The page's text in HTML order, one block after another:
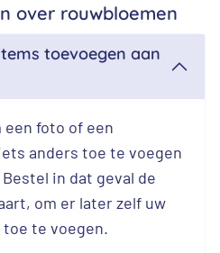
over rouwbloemen
toevoegen aan
foto of een
anders toe te voegen
in dat geval de
om er later zelf uw
te voegen.